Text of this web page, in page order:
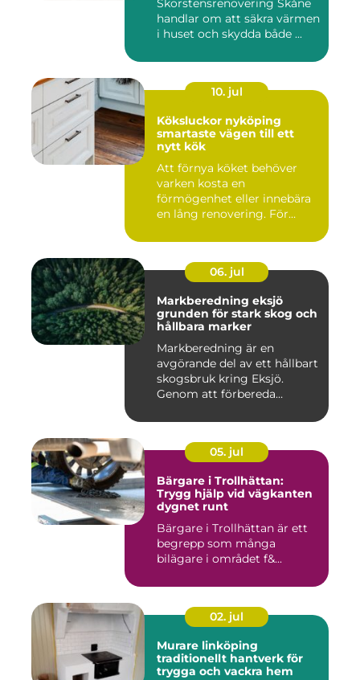
Skorstensrenovering Skåne
handlar om att säkra värmen
i huset och skydda både ...
10. jul
Köksluckor nyköping
smartaste vägen till ett
nytt kök
Att förnya köket behöver
varken kosta en
förmögenhet eller innebära
en lång renovering. För
06. jul
Markberedning eksjö
grunden för stark skog och
hållbara marker
Markberedning är en
avgörande del av ett hållbart
skogsbruk kring Eksjö.
Genom att förbereda
05. jul
Bärgare i Trollhättan:
Trygg hjälp vid vägkanten
dygnet runt
Bärgare i Trollhättan är ett
begrepp som många
bilägare i området f&...
02. jul
Murare linköping
traditionellt hantverk för
trygga och vackra hem